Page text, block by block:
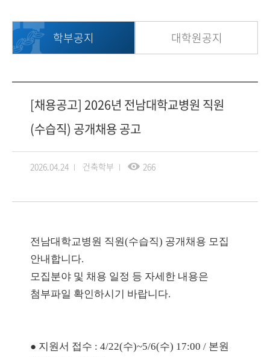
학부공지 대학원공지
[채용공고] 2026년 전남대학교병원 직원
(수습직) 공개채용 공고
2026.04.24 건축학부 266
전남대학교병원 직원(수습직) 공개채용 모집
안내합니다.
모집분야 및 채용 일정 등 자세한 내용은
첨부파일 확인하시기 바랍니다.
● 지원서 접수 : 4/22(수)~5/6(수) 17:00 / 본원